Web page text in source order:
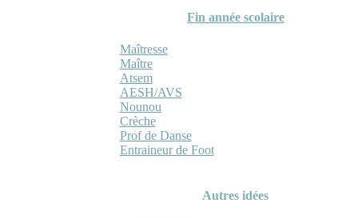
Fin année scolaire
Maîtresse
Maître
Atsem
AESH/AVS
Nounou
Crèche
Prof de Danse
Entraineur de Foot
Autres idées